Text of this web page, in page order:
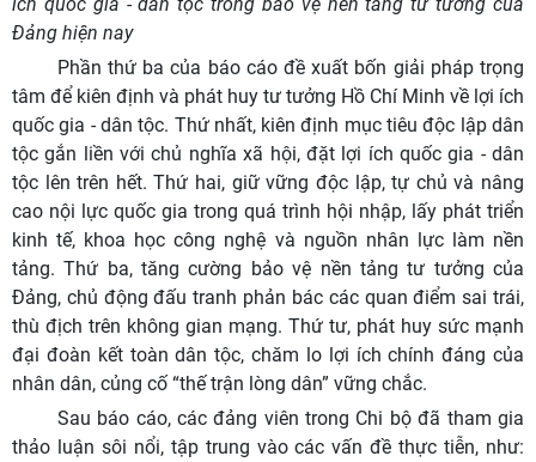
Đảng hiện nay
Phần thứ ba của báo cáo đề xuất bốn giải pháp trọng
tâm để kiên định và phát huy tư tưởng Hồ Chí Minh về lợi ích
quốc gia - dân tộc. Thứ nhất, kiên định mục tiêu độc lập dân
tộc gắn liền với chủ nghĩa xã hội, đặt lợi ích quốc gia - dân
tộc lên trên hết. Thứ hai, giữ vững độc lập, tự chủ và nâng
cao nội lực quốc gia trong quá trình hội nhập, lấy phát triển
kinh tế, khoa học công nghệ và nguồn nhân lực làm nền
tảng. Thứ ba, tăng cường bảo vệ nền tảng tư tưởng của
Đảng, chủ động đấu tranh phản bác các quan điểm sai trái,
thù địch trên không gian mạng. Thứ tư, phát huy sức mạnh
đại đoàn kết toàn dân tộc, chăm lo lợi ích chính đáng của
nhân dân, củng cố “thế trận lòng dân” vững chắc.
Sau báo cáo, các đảng viên trong Chi bộ đã tham gia
thảo luận sôi nổi, tập trung vào các vấn đề thực tiễn, như: